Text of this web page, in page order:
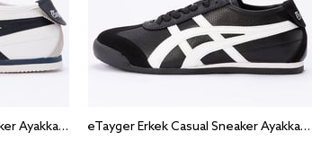
eTayger Erkek Casual Sneaker Ayakkabı E-2061
eTayger Erkek Casual Sneaker Ayakkabı E-2061